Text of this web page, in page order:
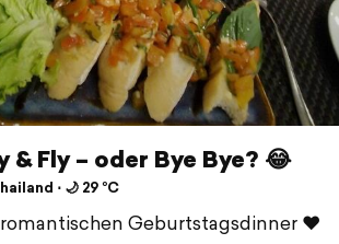
& Fly – oder Bye Bye? 😂
⋅ 🌙 29 °C
Geburtstagsdinner ❤️